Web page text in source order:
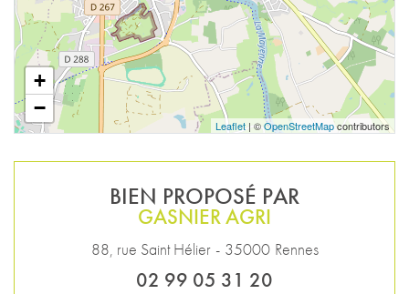
+
−
Leaflet| ©OpenStreetMapcontributors
BIEN PROPOSÉ PAR
GASNIER AGRI
88, rue Saint Hélier - 35000 Rennes
02 99 05 31 20